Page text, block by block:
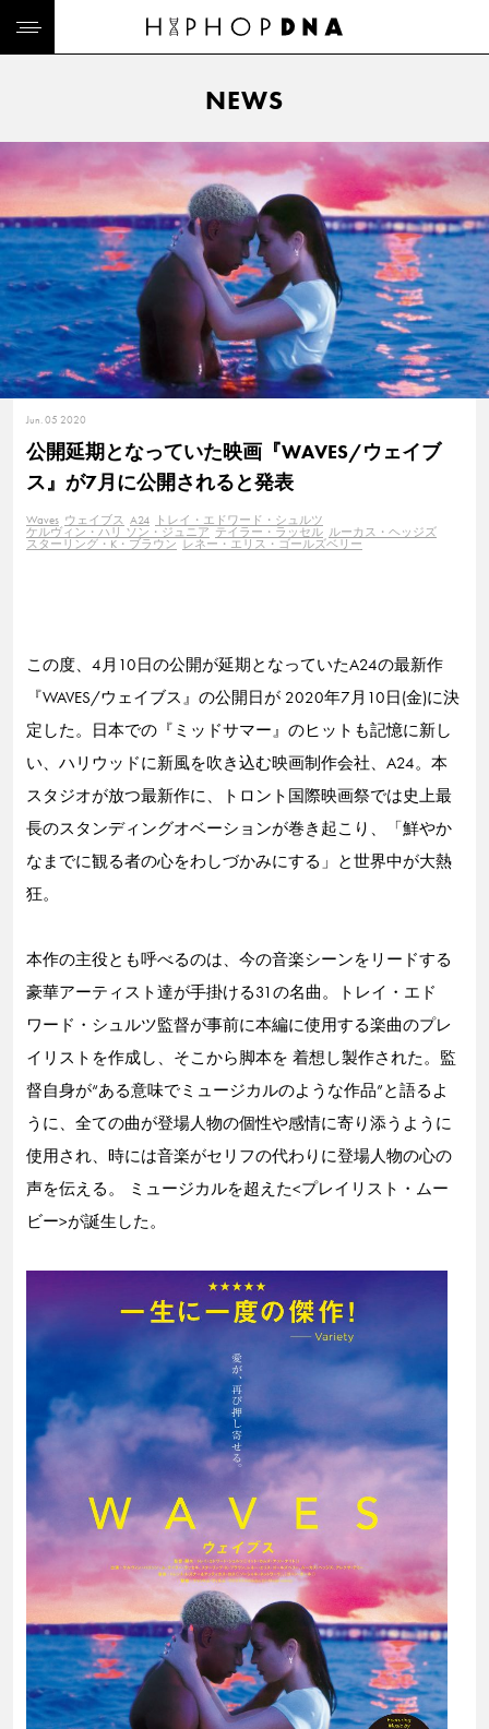
NEWS
Jun. 05 2020
公開延期となっていた映画『WAVES/ウェイブ
ス』が7月に公開されると発表
Waves ウェイブス A24 トレイ・エドワード・シュルツ
ケルヴィン・ハリ ソン・ジュニア テイラー・ラッセル ルーカス・ヘッジズ
スターリング・K・ブラウン レネー・エリス・ゴールズベリー
この度、4月10日の公開が延期となっていたA24の最新作
『WAVES/ウェイブス』の公開日が 2020年7月10日(金)に決
定した。日本での『ミッドサマー』のヒットも記憶に新し
い、ハリウッドに新風を吹き込む映画制作会社、A24。本
スタジオが放つ最新作に、トロント国際映画祭では史上最
長のスタンディングオベーションが巻き起こり、「鮮やか
なまでに観る者の心をわしづかみにする」と世界中が大熱
狂。
本作の主役とも呼べるのは、今の音楽シーンをリードする
豪華アーティスト達が手掛ける31の名曲。トレイ・エド
ワード・シュルツ監督が事前に本編に使用する楽曲のプレ
イリストを作成し、そこから脚本を 着想し製作された。監
督自身が“ある意味でミュージカルのような作品”と語るよ
うに、全ての曲が登場人物の個性や感情に寄り添うように
使用され、時には音楽がセリフの代わりに登場人物の心の
声を伝える。 ミュージカルを超えた<プレイリスト・ムー
ビー>が誕生した。